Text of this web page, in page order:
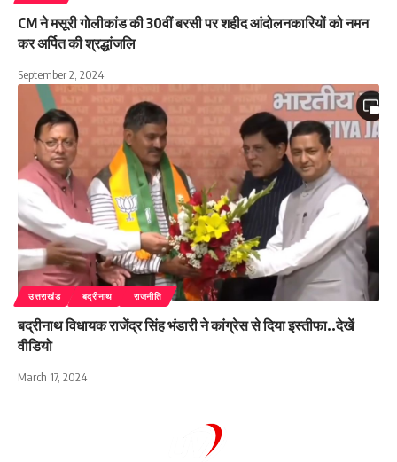
CM ने मसूरी गोलीकांड की 30वीं बरसी पर शहीद आंदोलनकारियों को नमन
कर अर्पित की श्रद्धांजलि
September 2, 2024
उत्तराखंड बद्रीनाथ राजनीति
बद्रीनाथ विधायक राजेंद्र सिंह भंडारी ने कांग्रेस से दिया इस्तीफा..देखें
वीडियो
March 17, 2024